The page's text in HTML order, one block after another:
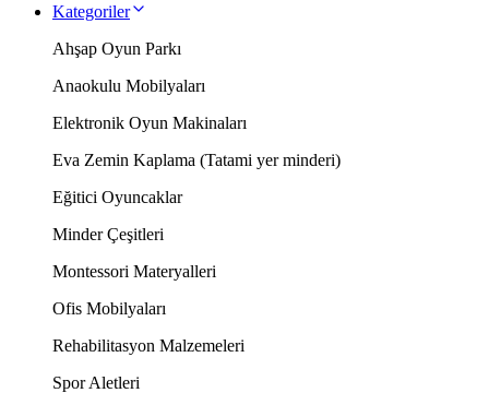
Kategoriler
Ahşap Oyun Parkı
Anaokulu Mobilyaları
Elektronik Oyun Makinaları
Eva Zemin Kaplama (Tatami yer minderi)
Eğitici Oyuncaklar
Minder Çeşitleri
Montessori Materyalleri
Ofis Mobilyaları
Rehabilitasyon Malzemeleri
Spor Aletleri